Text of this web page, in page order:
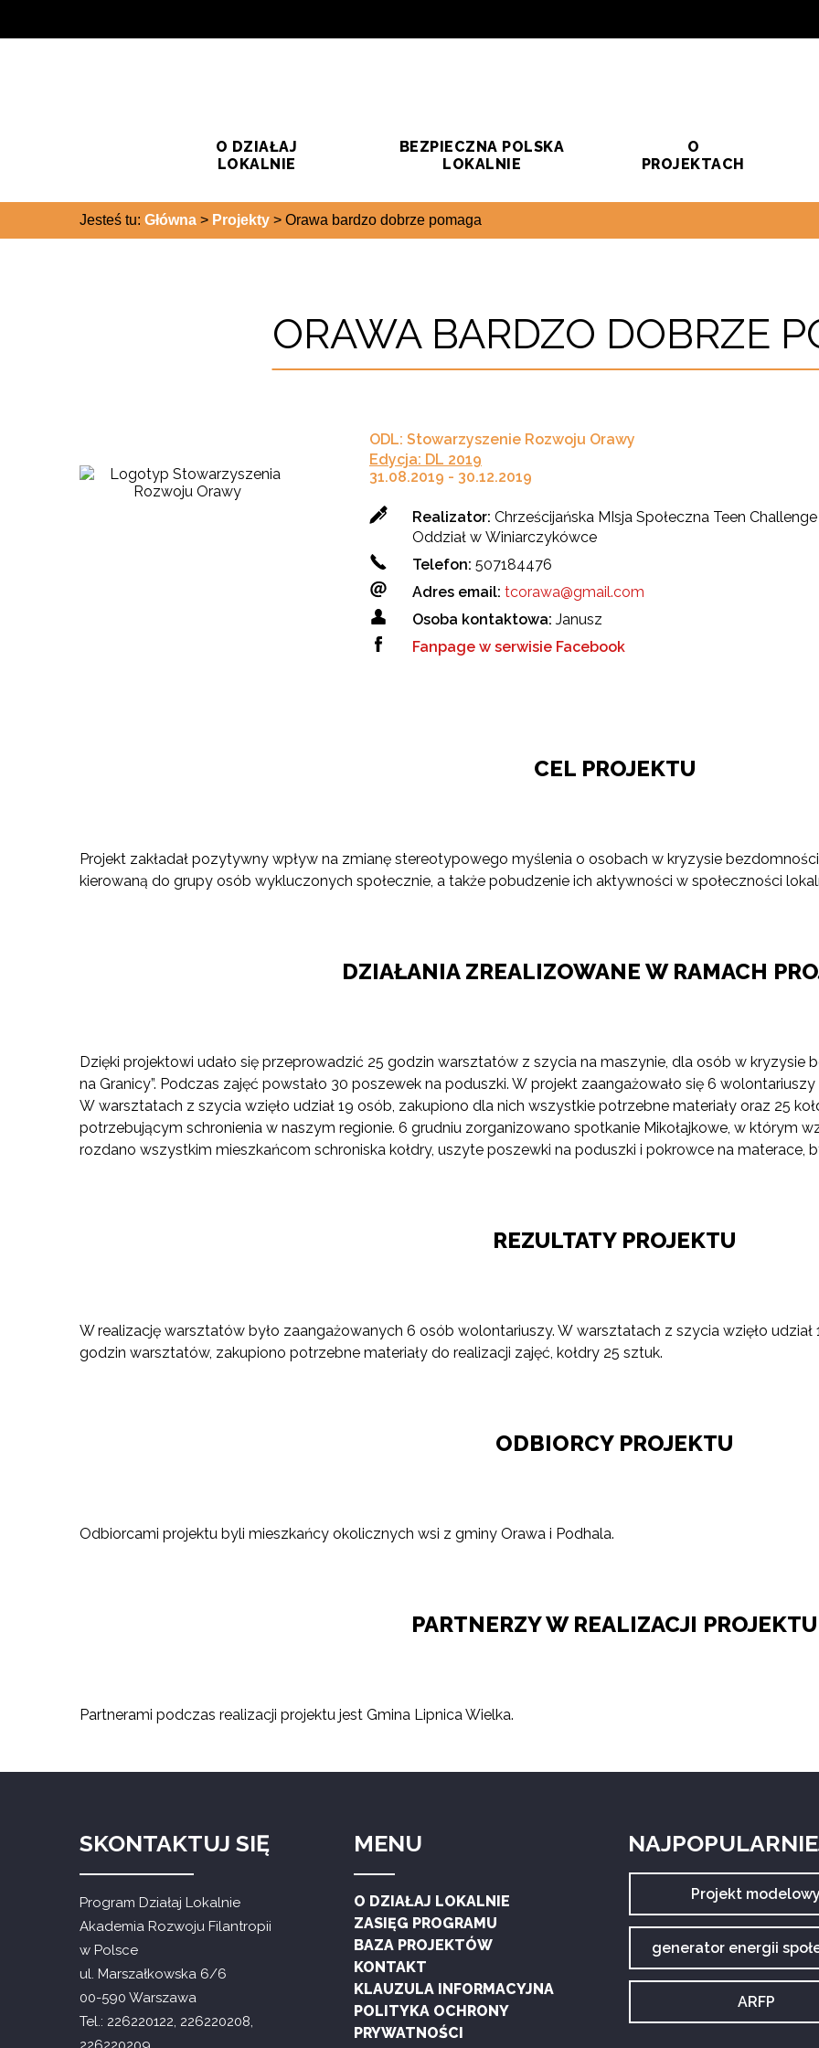
O DZIAŁAJ
LOKALNIE
BEZPIECZNA POLSKA
LOKALNIE
O
PROJEKTACH
Jesteś tu: Główna > Projekty > Orawa bardzo dobrze pomaga
ORAWA BARDZO DOBRZE
ODL: Stowarzyszenie Rozwoju Orawy
Edycja: DL 2019
31.08.2019 - 30.12.2019
Realizator: Chrześcijańska MIsja Społeczna Teen Challenge
Oddział w Winiarczykówce
Telefon: 507184476
Adres email: tcorawa@gmail.com
Osoba kontaktowa: Janusz
Fanpage w serwisie Facebook
CEL PROJEKTU
Projekt zakładał pozytywny wpływ na zmianę stereotypowego myślenia o osobach w kryzysie
kierowaną do grupy osób wykluczonych społecznie, a także pobudzenie ich aktywności w społeczności
DZIAŁANIA ZREALIZOWANE W RAMACH
Dzięki projektowi udało się przeprowadzić 25 godzin warsztatów z szycia na maszynie, dla osób w kryzysie
na Granicy”. Podczas zajęć powstało 30 poszewek na poduszki. W projekt zaangażowało się 6
W warsztatach z szycia wzięło udział 19 osób, zakupiono dla nich wszystkie potrzebne materiały oraz 25
potrzebującym schronienia w naszym regionie. 6 grudniu zorganizowano spotkanie Mikołajkowe, w którym
rozdano wszystkim mieszkańcom schroniska kołdry, uszyte poszewki na poduszki i pokrowce na materace,
REZULTATY PROJEKTU
W realizację warsztatów było zaangażowanych 6 osób wolontariuszy. W warsztatach z szycia wzięło udział
godzin warsztatów, zakupiono potrzebne materiały do realizacji zajęć, kołdry 25 sztuk.
ODBIORCY PROJEKTU
Odbiorcami projektu byli mieszkańcy okolicznych wsi z gminy Orawa i Podhala.
PARTNERZY W REALIZACJI PROJEKTU
Partnerami podczas realizacji projektu jest Gmina Lipnica Wielka.
SKONTAKTUJ SIĘ
Program Działaj Lokalnie
Akademia Rozwoju Filantropii
w Polsce
ul. Marszałkowska 6/6
00-590 Warszawa
Tel.: 226220122, 226220208,
MENU
O DZIAŁAJ LOKALNIE
ZASIĘG PROGRAMU
BAZA PROJEKTÓW
KONTAKT
KLAUZULA INFORMACYJNA
POLITYKA OCHRONY
PRYWATNOŚCI
Archiwum
tagu:
Projekt modelowy
Archiwum
tagu:
generator energii
Archiwum
tagu:
ARFP